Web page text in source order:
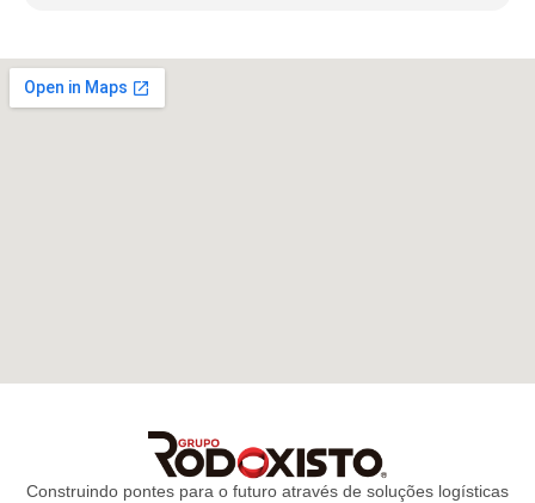
Construindo pontes para o futuro através de soluções logísticas